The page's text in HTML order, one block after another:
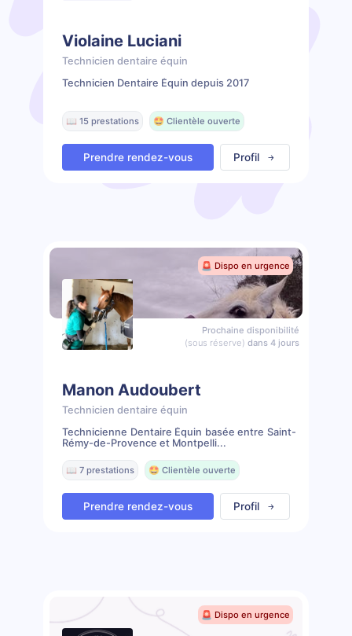
Violaine Luciani
Technicien dentaire équin
Technicien Dentaire Équin depuis 2017
📖 15 prestations 🤩 Clientèle ouverte
Prendre rendez-vous Profil
🚨 Dispo en urgence
Prochaine disponibilité
(sous réserve) dans 4 jours
Manon Audoubert
Technicien dentaire équin
Technicienne Dentaire Équin basée entre Saint-
Rémy-de-Provence et Montpelli...
📖 7 prestations 🤩 Clientèle ouverte
Prendre rendez-vous Profil
🚨 Dispo en urgence